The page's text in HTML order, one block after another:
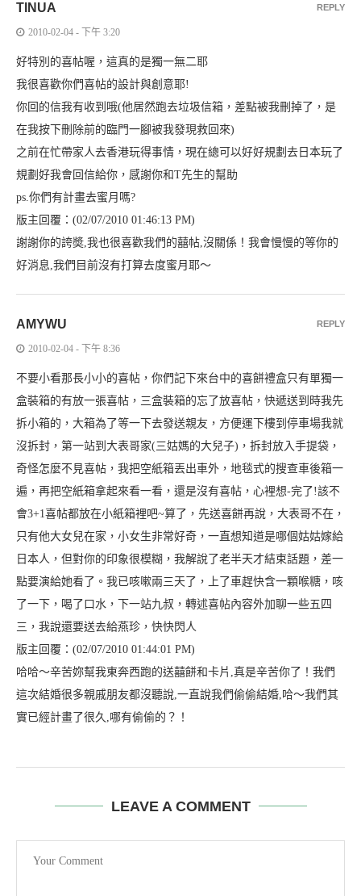
TINUA
2010-02-04 - 下午 3:20
好特別的喜帖喔，這真的是獨一無二耶
我很喜歡你們喜帖的設計與創意耶!
你回的信我有收到哦(他居然跑去垃圾信箱，差點被我刪掉了，是
在我按下刪除前的臨門一腳被我發現救回來)
之前在忙帶家人去香港玩得事情，現在總可以好好規劃去日本玩了
規劃好我會回信給你，感謝你和T先生的幫助
ps.你們有計畫去蜜月嗎?
版主回覆：(02/07/2010 01:46:13 PM)
謝謝你的誇奬,我也很喜歡我們的囍帖,沒關係！我會慢慢的等你的
好消息,我們目前沒有打算去度蜜月耶～
REPLY
AMYWU
2010-02-04 - 下午 8:36
不要小看那長小小的喜帖，你們記下來台中的喜餅禮盒只有單獨一
盒裝箱的有放一張喜帖，三盒裝箱的忘了放喜帖，快遞送到時我先
拆小箱的，大箱為了等一下去發送親友，方便運下樓到停車場我就
沒拆封，第一站到大表哥家(三姑媽的大兒子)，拆封放入手提袋，
奇怪怎麼不見喜帖，我把空紙箱丟出車外，地毯式的搜查車後箱一
遍，再把空紙箱拿起來看一看，還是沒有喜帖，心裡想-完了!該不
會3+1喜帖都放在小紙箱裡吧~算了，先送喜餅再說，大表哥不在，
只有他大女兒在家，小女生非常好奇，一直想知道是哪個姑姑嫁給
日本人，但對你的印象很模糊，我解說了老半天才結束話題，差一
點要演給她看了。我已咳嗽兩三天了，上了車趕快含一顆喉糖，咳
了一下，喝了口水，下一站九叔，轉述喜帖內容外加聊一些五四
三，我說還要送去給燕珍，快快閃人
版主回覆：(02/07/2010 01:44:01 PM)
哈哈～辛苦妳幫我東奔西跑的送囍餅和卡片,真是辛苦你了！我們
這次結婚很多親戚朋友都沒聽說,一直說我們偷偷結婚,哈～我們其
實已經計畫了很久,哪有偷偷的？！
REPLY
LEAVE A COMMENT